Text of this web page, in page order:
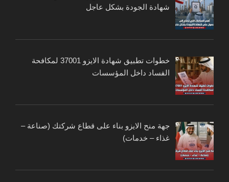
شهادة الجودة بشكل عاجل
خطوات تطبيق شهادة الايزو 37001 لمكافحة
الفساد داخل المؤسسات
جهة منح الايزو بناء على قطاع شركتك (صناعة –
غذاء – خدمات)